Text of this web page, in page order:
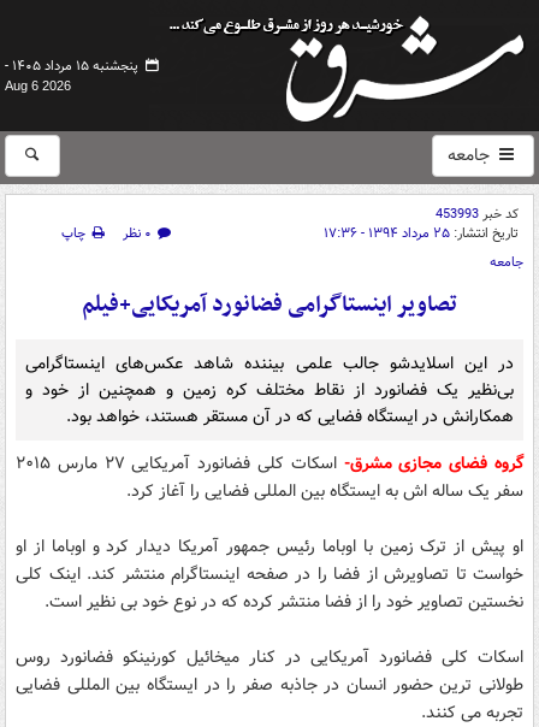
پنجشنبه ۱۵ مرداد ۱۴۰۵ -
Aug 6 2026
جامعه
کد خبر453993
تاریخ انتشار: ۲۵ مرداد ۱۳۹۴ - ۱۷:۳۶ ۰ نظر
چاپ
جامعه
تصاویر اینستاگرامی فضانورد آمریکایی+فیلم
در این اسلایدشو جالب علمی بیننده شاهد عکس‌های اینستاگرامی
بی‌نظیر یک فضانورد از نقاط مختلف کره زمین و همچنین از خود و
همکارانش در ایستگاه فضایی که در آن مستقر هستند، خواهد بود.
گروه فضای مجازی مشرق-
اسکات کلی فضانورد آمریکایی ۲۷ مارس ۲۰۱۵
سفر یک ساله اش به ایستگاه بین المللی فضایی را آغاز کرد.
او پیش از ترک زمین با اوباما رئیس جمهور آمریکا دیدار کرد و اوباما از او
خواست تا تصاویرش از فضا را در صفحه اینستاگرام منتشر کند. اینک کلی
نخستین تصاویر خود را از فضا منتشر کرده که در نوع خود بی نظیر است.
اسکات کلی فضانورد آمریکایی در کنار میخائیل کورنینکو فضانورد روس
طولانی ترین حضور انسان در جاذبه صفر را در ایستگاه بین المللی فضایی
تجربه می کنند.